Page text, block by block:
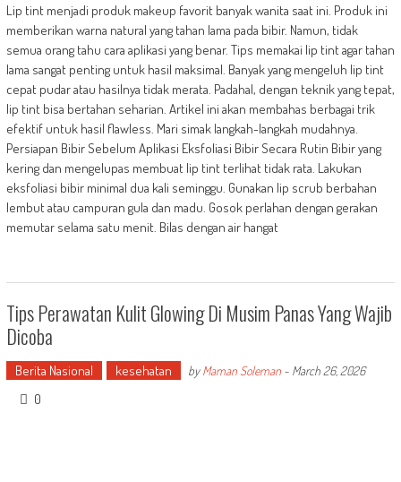
Lip tint menjadi produk makeup favorit banyak wanita saat ini. Produk ini
memberikan warna natural yang tahan lama pada bibir. Namun, tidak
semua orang tahu cara aplikasi yang benar. Tips memakai lip tint agar tahan
lama sangat penting untuk hasil maksimal. Banyak yang mengeluh lip tint
cepat pudar atau hasilnya tidak merata. Padahal, dengan teknik yang tepat,
lip tint bisa bertahan seharian. Artikel ini akan membahas berbagai trik
efektif untuk hasil flawless. Mari simak langkah-langkah mudahnya.
Persiapan Bibir Sebelum Aplikasi Eksfoliasi Bibir Secara Rutin Bibir yang
kering dan mengelupas membuat lip tint terlihat tidak rata. Lakukan
eksfoliasi bibir minimal dua kali seminggu. Gunakan lip scrub berbahan
lembut atau campuran gula dan madu. Gosok perlahan dengan gerakan
memutar selama satu menit. Bilas dengan air hangat
Tips Perawatan Kulit Glowing Di Musim Panas Yang Wajib
Dicoba
Berita Nasional kesehatan byMaman Soleman- March 26, 2026
0